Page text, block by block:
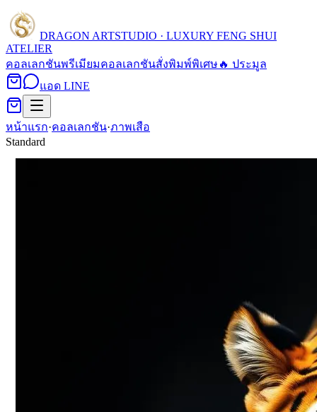
DRAGON ARTSTUDIO · LUXURY FENG SHUI
ATELIER
คอลเลกชันพรีเมียมคอลเลกชันสั่งพิมพ์พิเศษ 🔥 ประมูล
แอด LINE
หน้าแรก·คอลเลกชัน·ภาพเสือ
Standard